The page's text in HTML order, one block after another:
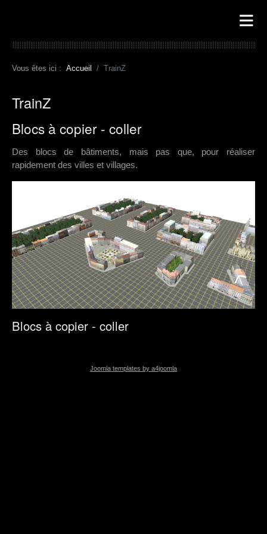
Vous êtes ici : Accueil TrainZ
TrainZ
Blocs à copier - coller
Des blocs de bâtiments, mais pas que, pour réaliser
rapidement des villes et villages.
Blocs à copier - coller
Joomla templates by a4joomla